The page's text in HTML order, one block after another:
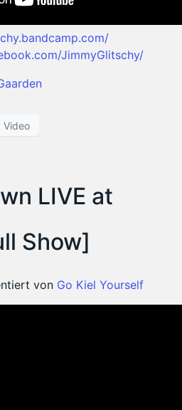
JimmyGlitschy/
Video
LIVE at
Show]
von Go Kiel Yourself